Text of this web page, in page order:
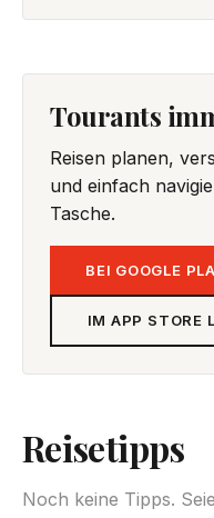
Tourants
Reisen planen,
und einfach
Tasche.
BEI GOOGLE
IM APP STORE
Reisetipps
Noch keine Tipps.